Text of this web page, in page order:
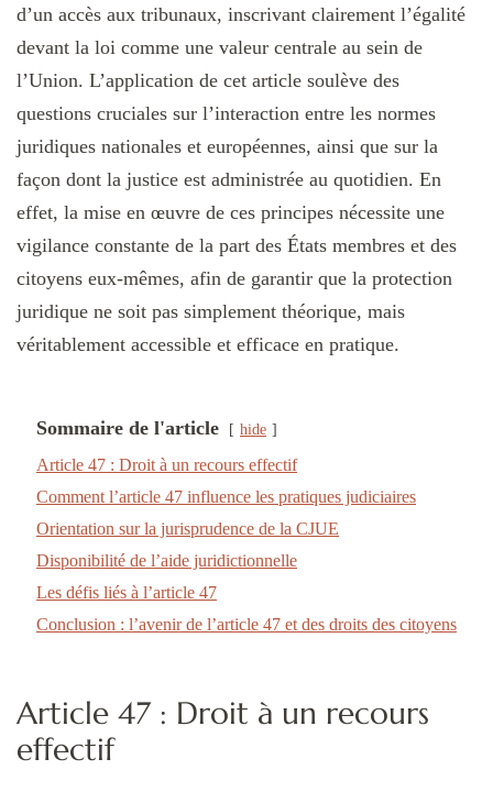
d’un accès aux tribunaux, inscrivant clairement l’égalité
devant la loi comme une valeur centrale au sein de
l’Union. L’application de cet article soulève des
questions cruciales sur l’interaction entre les normes
juridiques nationales et européennes, ainsi que sur la
façon dont la justice est administrée au quotidien. En
effet, la mise en œuvre de ces principes nécessite une
vigilance constante de la part des États membres et des
citoyens eux-mêmes, afin de garantir que la protection
juridique ne soit pas simplement théorique, mais
véritablement accessible et efficace en pratique.
Sommaire de l'article hide
Article 47 : Droit à un recours effectif
Comment l’article 47 influence les pratiques judiciaires
Orientation sur la jurisprudence de la CJUE
Disponibilité de l’aide juridictionnelle
Les défis liés à l’article 47
Conclusion : l’avenir de l’article 47 et des droits des citoyens
Article 47 : Droit à un recours
effectif